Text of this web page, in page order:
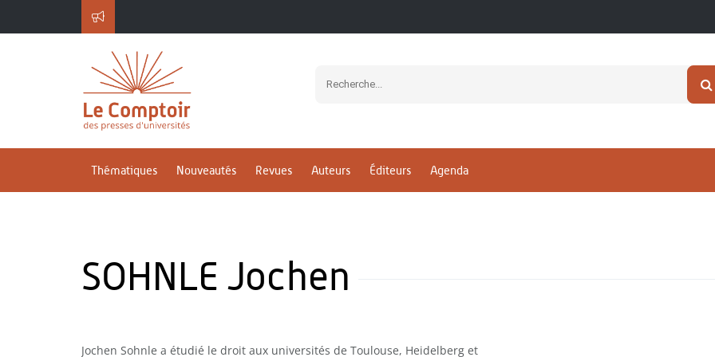
Thématiques Nouveautés Revues Auteurs Éditeurs Agenda
SOHNLE Jochen
Jochen Sohnle a étudié le droit aux universités de Toulouse, Heidelberg et